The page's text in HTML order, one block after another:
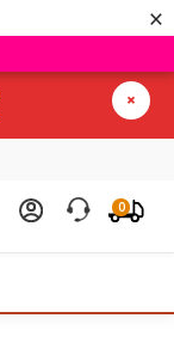
×
0